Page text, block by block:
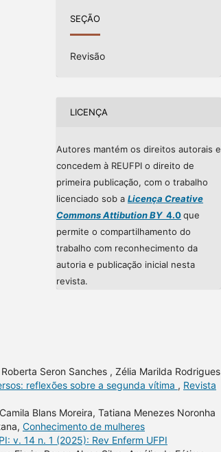
SEÇÃO
Revisão
LICENÇA
Autores mantém os direitos autorais e
concedem à REUFPI o direito de
primeira publicação, com o trabalho
licenciado sob a Licença Creative
Commons Attibution BY4.0que
permite o compartilhamento do
trabalho com reconhecimento da
autoria e publicação inicial nesta
revista.
Seron Sanches , Zélia Marilda Rodrigues
reflexões sobre a segunda vítima , Revista
Blans Moreira, Tatiana Menezes Noronha
Conhecimento de mulheres
v. 14 n. 1 (2025): Rev Enferm UFPI